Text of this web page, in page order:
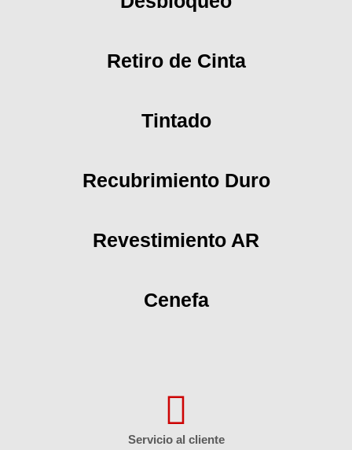
Retiro de Cinta
Tintado
Recubrimiento Duro
Revestimiento AR
Cenefa
Servicio al cliente